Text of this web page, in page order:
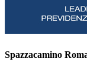
Spazzacamino